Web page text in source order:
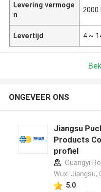
Levering vermoge
n
2000
Levertijd 4 ~
ONGEVEER ONS
Jiangsu
Products
profiel
Guangyi
Wuxi Jiangsu,
5.0